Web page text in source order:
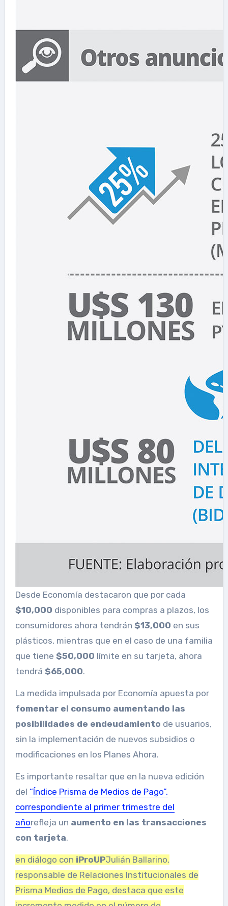
Desde Economía destacaron que por cada
$10,000 disponibles para compras a plazos, los
consumidores ahora tendrán $13,000 en sus
plásticos, mientras que en el caso de una familia
que tiene $50,000 límite en su tarjeta, ahora
tendrá $65,000.
La medida impulsada por Economía apuesta por
fomentar el consumo aumentando las
posibilidades de endeudamiento de usuarios,
sin la implementación de nuevos subsidios o
modificaciones en los Planes Ahora.
Es importante resaltar que en la nueva edición
del “Índice Prisma de Medios de Pago”,
correspondiente al primer trimestre del
añorefleja un aumento en las transacciones
con tarjeta.
en diálogo con iProUPJulián Ballarino,
responsable de Relaciones Institucionales de
Prisma Medios de Pago, destaca que este